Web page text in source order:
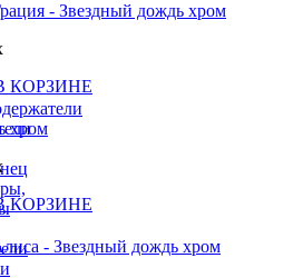
- Звездный дождь хром
КОРЗИНЕ
хром
КОРЗИНЕ
- Звездный дождь хром